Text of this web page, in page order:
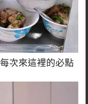
次來這裡的必點